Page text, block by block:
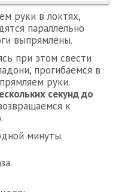
руки в локтях,
параллельно
выпрямлены.
при этом свести
прогибаемся в
руки.
секунд до
к
минуты.